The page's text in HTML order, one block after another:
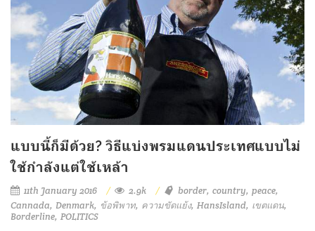
แบบนี้ก็มีด้วย? วิธีแบ่งพรมแดนประเทศแบบไม่
ใช้กำลังแต่ใช้เหล้า
11th January 2016 2.9k border country peace
Cannada Denmark ข้อพิพาท ความขัดแย้ง HansIsland เขตแดน
Borderline POLITICS